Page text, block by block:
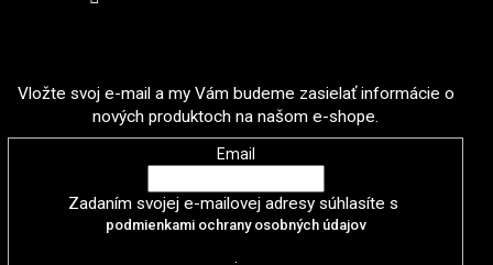
Vložte svoj e-mail a my Vám budeme zasielať informácie o
nových produktoch na našom e-shope.
Email
Zadaním svojej e-mailovej adresy súhlasíte s
podmienkami ochrany osobných údajov
.